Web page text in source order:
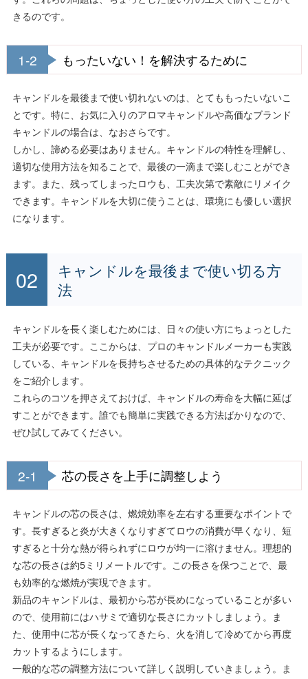
きるのです。
1-2 もったいない！を解決するために
キャンドルを最後まで使い切れないのは、とてももったいないこ
とです。特に、お気に入りのアロマキャンドルや高価なブランド
キャンドルの場合は、なおさらです。
しかし、諦める必要はありません。キャンドルの特性を理解し、
適切な使用方法を知ることで、最後の一滴まで楽しむことができ
ます。また、残ってしまったロウも、工夫次第で素敵にリメイク
できます。キャンドルを大切に使うことは、環境にも優しい選択
になります。
キャンドルを最後まで使い切る方
法
キャンドルを長く楽しむためには、日々の使い方にちょっとした
工夫が必要です。ここからは、プロのキャンドルメーカーも実践
している、キャンドルを長持ちさせるための具体的なテクニック
をご紹介します。
これらのコツを押さえておけば、キャンドルの寿命を大幅に延ば
すことができます。誰でも簡単に実践できる方法ばかりなので、
ぜひ試してみてください。
2-1 芯の長さを上手に調整しよう
キャンドルの芯の長さは、燃焼効率を左右する重要なポイントで
す。長すぎると炎が大きくなりすぎてロウの消費が早くなり、短
すぎると十分な熱が得られずにロウが均一に溶けません。理想的
な芯の長さは約5ミリメートルです。この長さを保つことで、最
も効率的な燃焼が実現できます。
新品のキャンドルは、最初から芯が長めになっていることが多い
ので、使用前にはハサミで適切な長さにカットしましょう。ま
た、使用中に芯が長くなってきたら、火を消して冷めてから再度
カットするようにします。
一般的な芯の調整方法について詳しく説明していきましょう。ま